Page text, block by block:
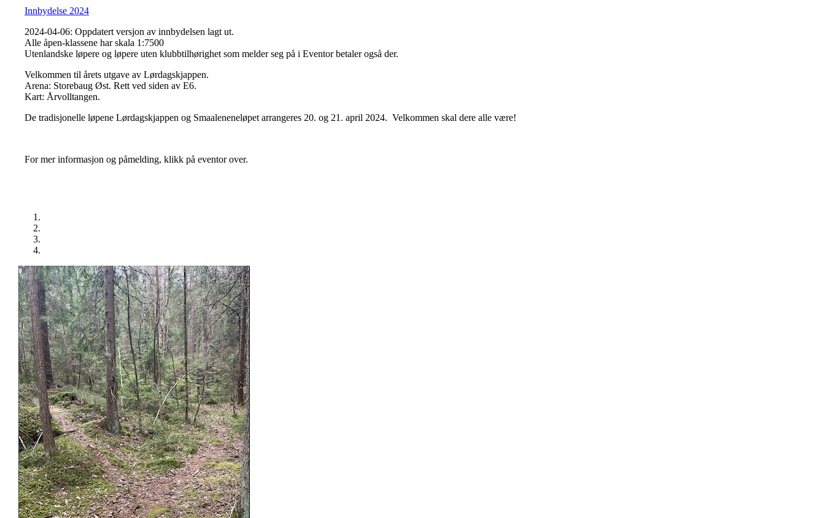
Innbydelse 2024
2024-04-06: Oppdatert versjon av innbydelsen lagt ut.
Alle åpen-klassene har skala 1:7500
Utenlandske løpere og løpere uten klubbtilhørighet som melder seg på i Eventor betaler også der.
Velkommen til årets utgave av Lørdagskjappen.
Arena: Storebaug Øst. Rett ved siden av E6.
Kart: Årvolltangen.
De tradisjonelle løpene Lørdagskjappen og Smaaleneneløpet arrangeres 20. og 21. april 2024. Velkommen skal dere alle være!
For mer informasjon og påmelding, klikk på eventor over.